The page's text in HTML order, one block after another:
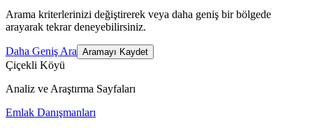
Arama kriterlerinizi değiştirerek veya daha geniş bir bölgede
arayarak tekrar deneyebilirsiniz.
Daha Geniş Ara Aramayı Kaydet
Çiçekli Köyü
Analiz ve Araştırma Sayfaları
Emlak Danışmanları